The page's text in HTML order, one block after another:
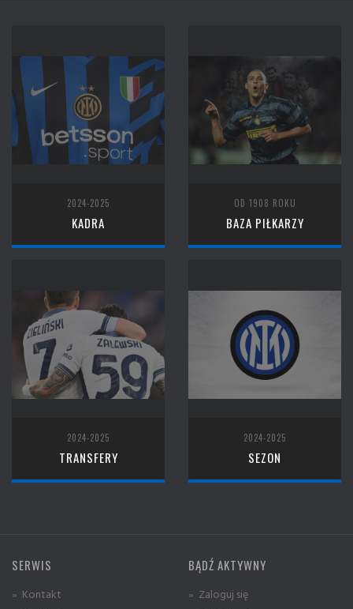
2024-2025
KADRA
OD 1908 ROKU
BAZA PIŁKARZY
2024-2025
TRANSFERY
2024-2025
SEZON
SERWIS
» Kontakt
BĄDŹ AKTYWNY
» Zaloguj się